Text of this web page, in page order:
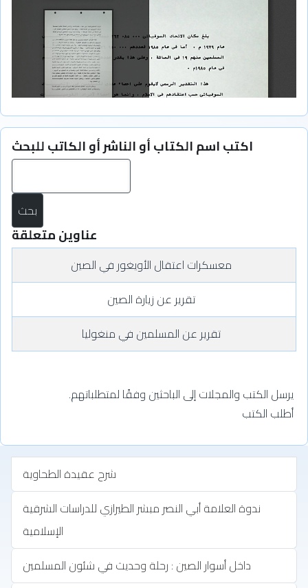
اكتب اسم الكتاب أو الناشر أو الكاتب للبحث
عناوين متعلقة
معسكرات اعتقال الأويغور في الصين
تقرير عن زيارة الصين
تقرير عن المسلمين في منغوليا
يرسل الكتب والمجلات إلى الباحثين وفقًا لمتطلباتهم.
أطلب الكتب
شرح عقيدة الطحاوية
ندوة العلامة أبي النصر مبشر الطيرازي للدراسات الشرقية
الإسلامية
داخل أسوار الصين : رحلة وحديث في شئون المسلمين